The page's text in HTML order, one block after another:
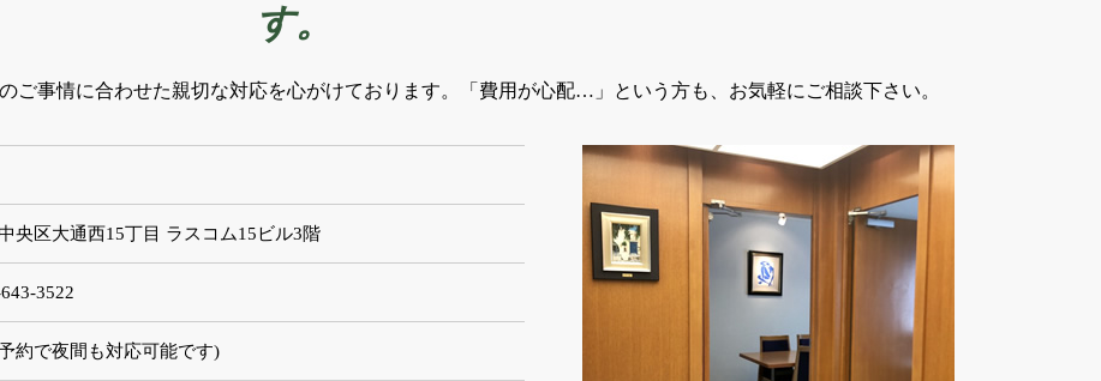
す。
ご事情に合わせた親切な対応を心がけております。「費用が心配…」という方も、お気軽にご相談下さい。
央区大通西15丁目 ラスコム15ビル3階
3522
約で夜間も対応可能です)